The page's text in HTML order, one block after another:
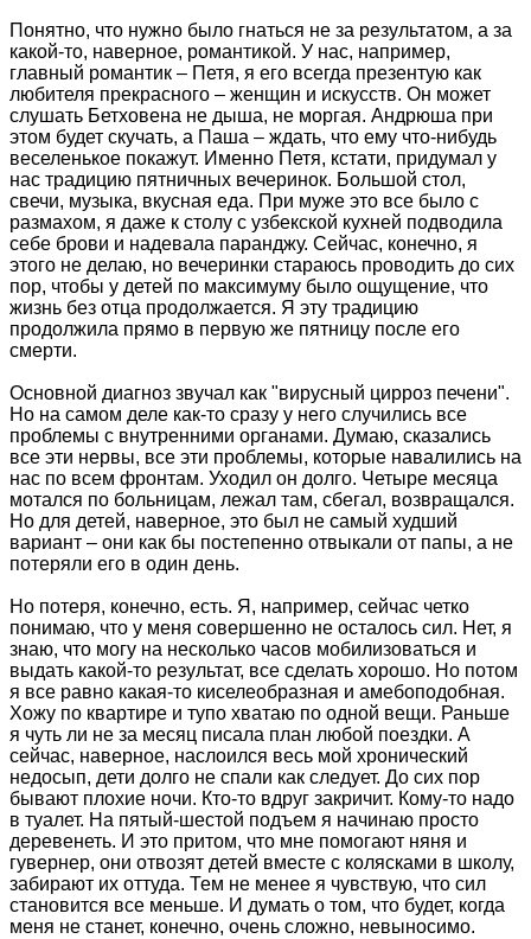
Понятно, что нужно было гнаться не за результатом, а за
какой-то, наверное, романтикой. У нас, например,
главный романтик – Петя, я его всегда презентую как
любителя прекрасного – женщин и искусств. Он может
слушать Бетховена не дыша, не моргая. Андрюша при
этом будет скучать, а Паша – ждать, что ему что-нибудь
веселенькое покажут. Именно Петя, кстати, придумал у
нас традицию пятничных вечеринок. Большой стол,
свечи, музыка, вкусная еда. При муже это все было с
размахом, я даже к столу с узбекской кухней подводила
себе брови и надевала паранджу. Сейчас, конечно, я
этого не делаю, но вечеринки стараюсь проводить до сих
пор, чтобы у детей по максимуму было ощущение, что
жизнь без отца продолжается. Я эту традицию
продолжила прямо в первую же пятницу после его
смерти.
Основной диагноз звучал как "вирусный цирроз печени".
Но на самом деле как-то сразу у него случились все
проблемы с внутренними органами. Думаю, сказались
все эти нервы, все эти проблемы, которые навалились на
нас по всем фронтам. Уходил он долго. Четыре месяца
мотался по больницам, лежал там, сбегал, возвращался.
Но для детей, наверное, это был не самый худший
вариант – они как бы постепенно отвыкали от папы, а не
потеряли его в один день.
Но потеря, конечно, есть. Я, например, сейчас четко
понимаю, что у меня совершенно не осталось сил. Нет, я
знаю, что могу на несколько часов мобилизоваться и
выдать какой-то результат, все сделать хорошо. Но потом
я все равно какая-то киселеобразная и амебоподобная.
Хожу по квартире и тупо хватаю по одной вещи. Раньше
я чуть ли не за месяц писала план любой поездки. А
сейчас, наверное, наслоился весь мой хронический
недосып, дети долго не спали как следует. До сих пор
бывают плохие ночи. Кто-то вдруг закричит. Кому-то надо
в туалет. На пятый-шестой подъем я начинаю просто
деревенеть. И это притом, что мне помогают няня и
гувернер, они отвозят детей вместе с колясками в школу,
забирают их оттуда. Тем не менее я чувствую, что сил
становится все меньше. И думать о том, что будет, когда
меня не станет, конечно, очень сложно, невыносимо.